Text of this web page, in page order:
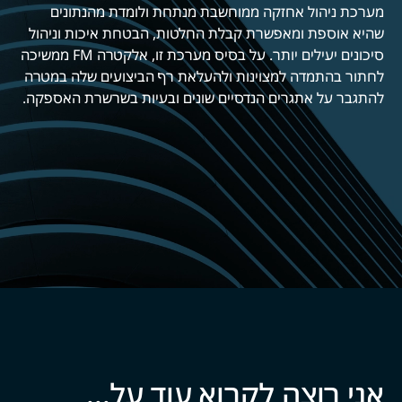
מערכת ניהול אחזקה ממוחשבת מנתחת ולומדת מהנתונים
שהיא אוספת ומאפשרת קבלת החלטות, הבטחת איכות וניהול
סיכונים יעילים יותר. על בסיס מערכת זו, אלקטרה FM ממשיכה
לחתור בהתמדה למצוינות ולהעלאת רף הביצועים שלה במטרה
להתגבר על אתגרים הנדסיים שונים ובעיות בשרשרת האספקה.
אני רוצה לקרוא עוד על...